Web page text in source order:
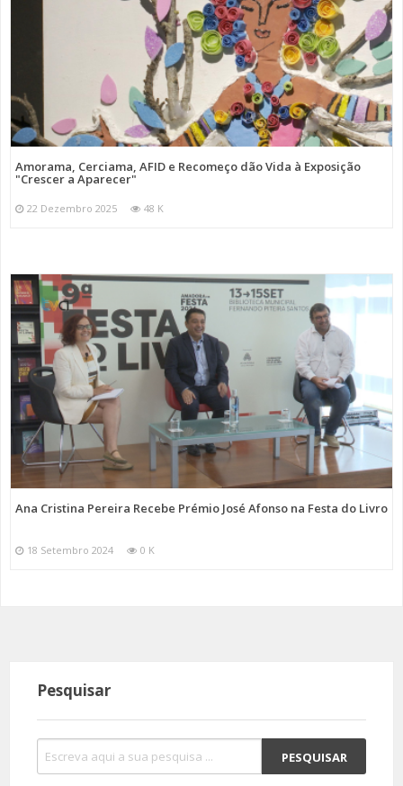
Amorama, Cerciama, AFID e Recomeço dão Vida à Exposição
"Crescer a Aparecer"
22 Dezembro 2025 48 K
Ana Cristina Pereira Recebe Prémio José Afonso na Festa do Livro
18 Setembro 2024 0 K
Pesquisar